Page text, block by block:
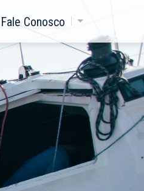
Fale Conosco